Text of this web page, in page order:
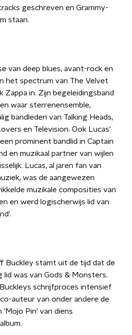
geschreven en Grammy-
staan.
van deep blues, avant-rock en
het spectrum van The Velvet
Zappa in. Zijn begeleidingsband
waar sterrenensemble,
bandleden van Talking Heads,
en Television. Ook Lucas'
prominent bandlid in Captain
en muzikaal partner van wijlen
Lucas, al jaren fan van
was de aangewezen
muzikale composities van
en werd logischerwijs lid van
Buckley stamt uit de tijd dat de
was van Gods & Monsters.
schrijfproces intensief
auteur van onder andere de
'Mojo Pin' van diens